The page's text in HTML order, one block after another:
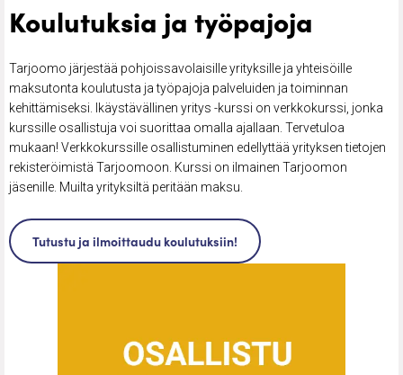
Koulutuksia ja työpajoja
Tarjoomo järjestää pohjoissavolaisille yrityksille ja yhteisöille
maksutonta koulutusta ja työpajoja palveluiden ja toiminnan
kehittämiseksi. Ikäystävällinen yritys -kurssi on verkkokurssi, jonka
kurssille osallistuja voi suorittaa omalla ajallaan. Tervetuloa
mukaan! Verkkokurssille osallistuminen edellyttää yrityksen tietojen
rekisteröimistä Tarjoomoon. Kurssi on ilmainen Tarjoomon
jäsenille. Muilta yrityksiltä peritään maksu.
Tutustu ja ilmoittaudu koulutuksiin!